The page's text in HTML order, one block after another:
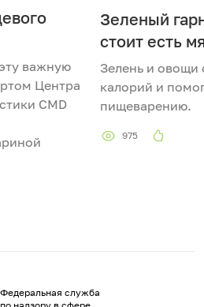
важную
Центра
CMD
Зеленый
стоит есть
Зелень и
калорий и
пищеварению.
975
Федеральная служба